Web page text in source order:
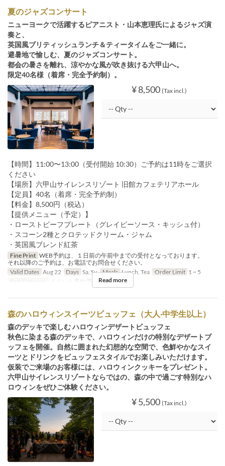
夏のジャズコンサート
ニューヨークで活躍するピアニスト・山本恵理氏によるジャズ演
奏と、
英国風ブリティッシュランチ＆ティータイムをご一緒に。
避暑地で愉しむ、夏のジャズコンサート。
都会の暑さを離れ、涼やかな風が吹き抜ける六甲山へ。
限定40名様（着席・完全予約制）。
¥ 8,500 (Tax incl.)
【時間】11:00〜13:00（受付開始 10:30）ご予約は11時をご選択
ください
【場所】六甲山サイレンスリゾート 旧館カフェテリアホール
【定員】40名（着席・完全予約制）
【料金】8,500円（税込）
【提供メニュー（予定）】
・ローストビーフプレート（グレイビーソース・キッシュ付）
・スコーン2種とクロテッドクリーム・ジャム
・英国風ブレンド紅茶
Fine Print WEB予約は、１日前の午前中までの受付となっております。
それ以降のご予約は、お電話でお問合せください。
Valid Dates Aug 22 Days Sa, Su Meals Lunch, Tea Order Limit 1 ~ 5
Seat Category
イベント予約用 Read more
森のハロウィンスイーツビュッフェ（大人·中学生以上）
森のデッキで楽しむ ハロウィンデザートビュッフェ
秋色に染まる森のデッキで、ハロウィンだけの特別なデザートブ
ッフェを開催。自然に囲まれた幻想的な空間で、色鮮やかなスイ
ーツとドリンクをビュッフェスタイルでお楽しみいただけます。
仮装でご来場のお客様には、ハロウィンクッキーをプレゼント。
六甲山サイレンスリゾートならではの、森の中で過ごす特別なハ
ロウィンをぜひご体験ください。
¥ 5,500 (Tax incl.)